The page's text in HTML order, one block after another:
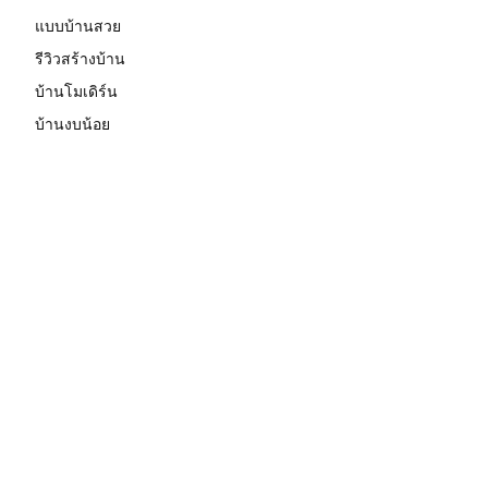
แบบบ้านสวย
รีวิวสร้างบ้าน
บ้านโมเดิร์น
บ้านงบน้อย